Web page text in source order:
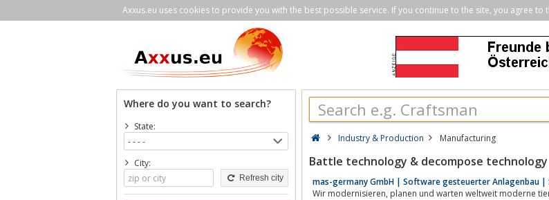
Axxus.eu uses cookies to provide you with the best possible service. If you continue to the site, you agree to
Where do you want to search?
State:
City:
Refresh city
Industry & Production Manufacturing
Battle technology & decompose technology
mas-germany GmbH | Software gesteuerter Anlagenbau |
Wir modernisieren, planen und warten weltweit